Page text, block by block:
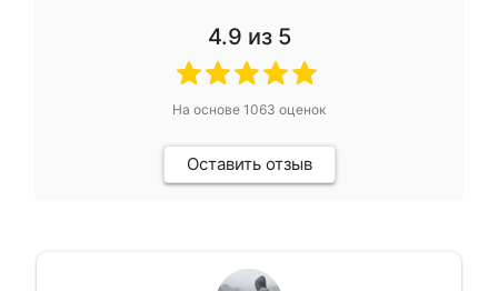
4.9 из 5
На основе 1063 оценок
Оставить отзыв